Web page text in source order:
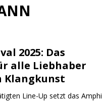
2025: Das
alle Liebhaber
Klangkunst
Line-Up setzt das Amphi